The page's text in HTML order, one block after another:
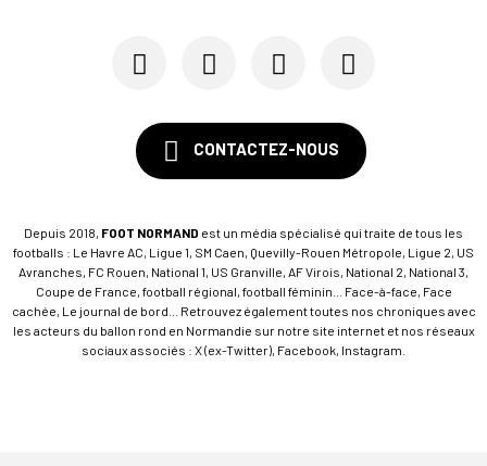
SM Caen : Julien Meilhac quitte la direction de...
CONTACTEZ-NOUS
Depuis 2018, FOOT NORMAND est un média spécialisé qui traite de tous les
footballs : Le Havre AC, Ligue 1, SM Caen, Quevilly-Rouen Métropole, Ligue 2, US
Avranches, FC Rouen, National 1, US Granville, AF Virois, National 2, National 3,
Coupe de France, football régional, football féminin... Face-à-face, Face
cachée, Le journal de bord... Retrouvez également toutes nos chroniques avec
les acteurs du ballon rond en Normandie sur notre site internet et nos réseaux
sociaux associés : X (ex-Twitter), Facebook, Instagram.